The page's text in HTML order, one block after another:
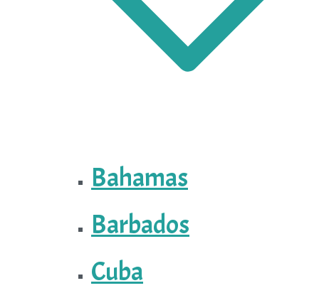
Bahamas
Barbados
Cuba